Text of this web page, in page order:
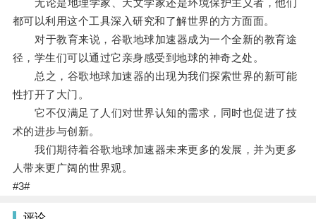
无论是地理学家、天文学家还是环境保护主义者，他们
都可以利用这个工具深入研究和了解世界的方方面面。
对于教育来说，谷歌地球加速器成为一个全新的教育途
径，学生们可以通过它亲身感受到地球的神奇之处。
总之，谷歌地球加速器的出现为我们探索世界的新可能
性打开了大门。
它不仅满足了人们对世界认知的需求，同时也促进了技
术的进步与创新。
我们期待着谷歌地球加速器未来更多的发展，并为更多
人带来更广阔的世界观。
#3#